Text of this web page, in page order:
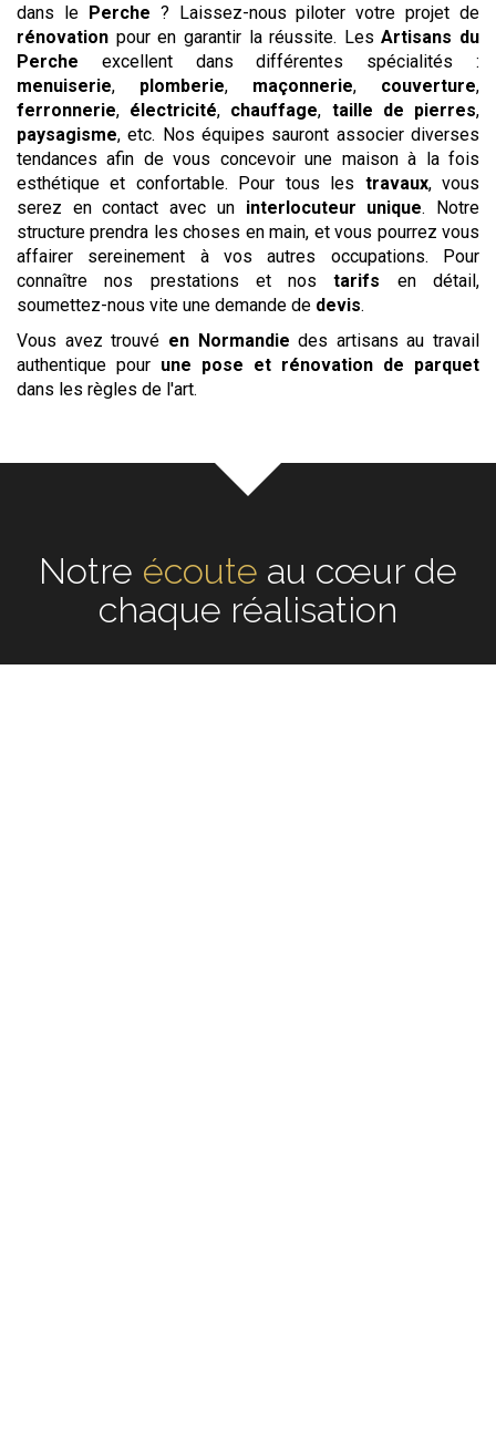
dans le Perche ? Laissez-nous piloter votre projet de
rénovation pour en garantir la réussite. LesArtisans du
Perche excellent dans différentes spécialités :
menuiserie, plomberie, maçonnerie, couverture,
ferronnerie, électricité, chauffage, taille de pierres,
paysagisme, etc. Nos équipes sauront associer diverses
tendances afin de vous concevoir une maison à la fois
esthétique et confortable. Pour tous les travaux, vous
serez en contact avec un interlocuteur unique. Notre
structure prendra les choses en main, et vous pourrez vous
affairer sereinement à vos autres occupations. Pour
connaître nos prestations et nostarifs en détail,
soumettez-nous vite une demande de devis.
Vous avez trouvé en Normandie des artisans au travail
authentique pour une pose et rénovation de parquet
dans les règles de l'art.
Notre écoute au cœur de
chaque réalisation